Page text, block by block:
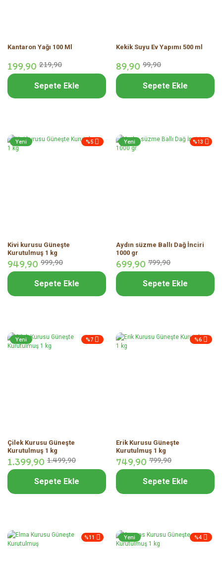
Kantaron Yağı 100 Ml
199,90 219,90
Sepete Ekle
Kekik Suyu Ev Yapımı 500 ml
89,90 99,90
Sepete Ekle
%5
Yeni
Kivi kurusu Güneşte
Kurutulmuş 1 kg
949,90 999,90
Sepete Ekle
%13
Yeni
Aydın süzme Ballı Dağ İnciri
1000 gr
699,90 799,90
Sepete Ekle
%7
Yeni
Çilek Kurusu Güneşte
Kurutulmuş 1 kg
1.399,90 1.499,90
Sepete Ekle
%6
Erik Kurusu Güneşte
Kurutulmuş 1 kg
749,90 799,90
Sepete Ekle
%11 %4
Yeni